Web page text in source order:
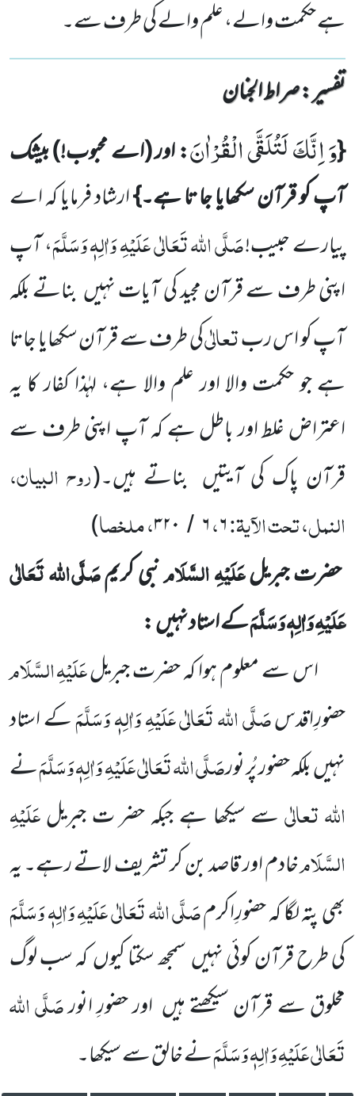
ہے حکمت والے، علم والے کی طرف سے۔
تفسیر : ‎صراط الجنان
{وَ اِنَّكَ لَتُلَقَّى الْقُرْاٰنَ: اور(اے محبوب!)بیشک
آپ کو قرآن سکھایا جا تا ہے۔}ارشاد فرمایا کہ اے
پیارے حبیب!صَلَّی اللہ تَعَالٰی عَلَیْہِ وَاٰلِہٖ وَسَلَّمَ، آپ
اپنی طرف سے قرآن مجید کی آیات نہیںبناتے بلکہ
آپ کو اس ربتعالٰیکی طرف سے قرآن سکھایا جاتا
ہے جو حکمت والا اور علم والا ہے، لہٰذا کفار کا یہ
اعتراض غلط اور باطل ہے کہ آپ اپنی طرف سے
قرآن پاک کی آیتیں بناتے ہیں۔(روح البیان،
النمل، تحت الآیۃ:۶،۶ / ۳۲۰، ملخصا)
حضرت جبریلعَلَیْہِ السَّلَامنبی کریمصَلَّی اللہ تَعَالٰی
عَلَیْہِ وَاٰلِہٖ وَسَلَّمَکے استاد نہیں:
اس سے معلوم ہوا کہ حضرت جبریلعَلَیْہِ السَّلَام
حضورِاقدسصَلَّی اللہ تَعَالٰی عَلَیْہِ وَاٰلِہٖ وَسَلَّمَکے استاد
نہیںبلکہ حضورپُر نورصَلَّی اللہ تَعَالٰی عَلَیْہِ وَاٰلِہٖ وَسَلَّمَنے
اللہتعالٰیسے سیکھا ہے جبکہ حضر ت جبریلعَلَیْہِ
السَّلَامخادم اور قاصد بن کر تشریفلاتے رہے۔ یہ
بھی پتہ لگا کہ حضورِاکرمصَلَّی اللہ تَعَالٰی عَلَیْہِ وَاٰلِہٖ وَسَلَّمَ
کی طرحقرآن کوئی نہیںسمجھ سکتا کیوںکہ سب لوگ
مخلوق سے قرآن سیکھتے ہیں اور حضورِ انورصَلَّی اللہ
تَعَالٰی عَلَیْہِ وَاٰلِہٖ وَسَلَّمَنے خالق سے سیکھا۔